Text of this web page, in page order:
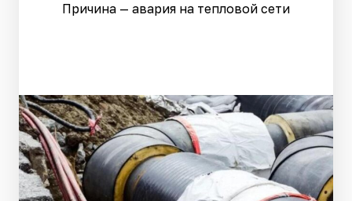
Причина — авария на тепловой сети